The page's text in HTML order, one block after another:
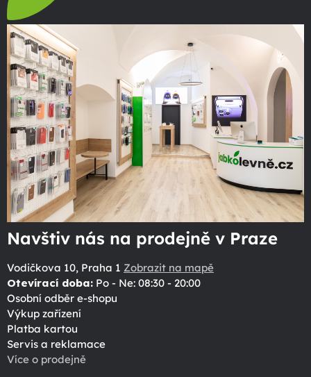
Navštiv nás na prodejně v Praze
Vodičkova 10, Praha 1 Zobrazit na mapě
Otevírací doba: Po - Ne: 08:30 - 20:00
Osobní odběr e-shopu
Výkup zařízení
Platba kartou
Servis a reklamace
Více o prodejně